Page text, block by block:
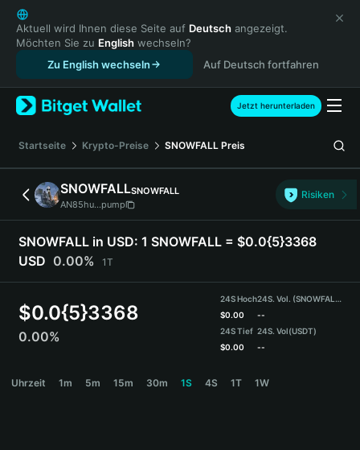
English
日本語
Tiếng Việt
Русский
Español (Latinoamérica)
Türkçe
Français
Deutsch
简体中文
繁體中文
Português (Portugal)
Bahasa Indonesia
ภาษาไทย
हिन्दी
Español
Português (Brasil)
Aktuell wird Ihnen diese Seite auf Deutsch angezeigt.
Möchten Sie zu English wechseln?
Zu English wechseln
Auf Deutsch fortfahren
Jetzt herunterladen
Startseite Krypto-Preise SNOWFALL Preis
SNOWFALLSNOWFALL
AN85hu...pump
Risiken
SNOWFALL in USD: 1 SNOWFALL = $0.0{5}3368
USD 0.00% 1T
$0.0{5}3368
0.00%
24S Hoch
$0.00
24S Tief
$0.00
24S. Vol. (SNOWFALL)
--
24S. Vol(USDT)
--
Uhrzeit 1m 5m 15m 30m 1S 4S 1T 1W